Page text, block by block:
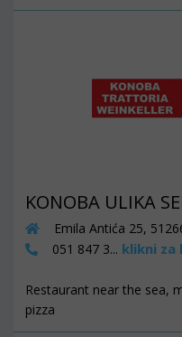
KONOBA ULIKA
Emila Antića 25,
051 847 3... klikni za
Restaurant near the sea,
pizza